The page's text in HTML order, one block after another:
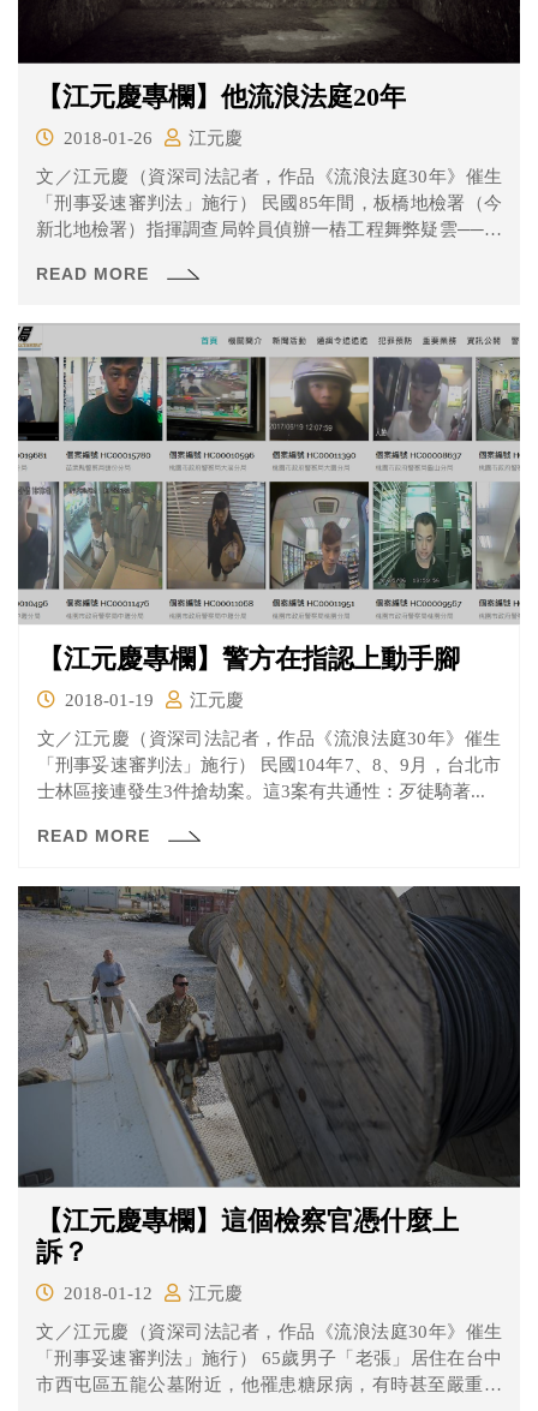
【江元慶專欄】他流浪法庭20年
2018-01-26
江元慶
文／江元慶（資深司法記者，作品《流浪法庭30年》催生
「刑事妥速審判法」施行） 民國85年間，板橋地檢署（今
新北地檢署）指揮調查局幹員偵辦一樁工程舞弊疑雲──八
READ MORE
【江元慶專欄】警方在指認上動手腳
2018-01-19
江元慶
文／江元慶（資深司法記者，作品《流浪法庭30年》催生
「刑事妥速審判法」施行） 民國104年7、8、9月，台北市
士林區接連發生3件搶劫案。這3案有共通性：歹徒騎著...
READ MORE
【江元慶專欄】這個檢察官憑什麼上
訴？
2018-01-12
江元慶
文／江元慶（資深司法記者，作品《流浪法庭30年》催生
「刑事妥速審判法」施行） 65歲男子「老張」居住在台中
市西屯區五龍公墓附近，他罹患糖尿病，有時甚至嚴重到